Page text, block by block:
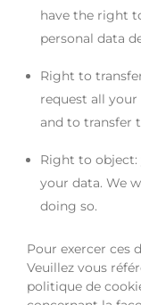
have the right
personal data
Right to
request all
and to transfer
Right to
your data. We
doing so.
Pour exercer ces
Veuillez vous
politique de